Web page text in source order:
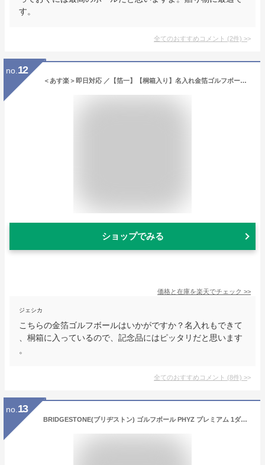
す。
全てのおすすめコメント (2件) >
no. 12
＜あす楽＞即日対応 ／【箔一】【桐箱入り】名入れ金箔ゴルフボール＆金箔ティー2本セット／名入れ 贈り物 ギフト プレゼント 金沢金箔 金箔 記念品 ゴルフコンペ 景品 敬老の日 父の日 退職祝 誕生日 還暦祝 包装込み 木箱 還暦ゴルフボール 還暦祝い
ショップでみる
価格と在庫を楽天でチェック >>
ジェシカ
こちらの金箔ゴルフボールはいかがですか？名入れもできて
、桐箱に入っているので、記念品にはピッタリだと思います
。
全てのおすすめコメント (8件) >
no. 13
BRIDGESTONE(ブリヂストン) ゴルフボール PHYZ プレミアム 1ダース(12個入り) ゴールドパール PMGX